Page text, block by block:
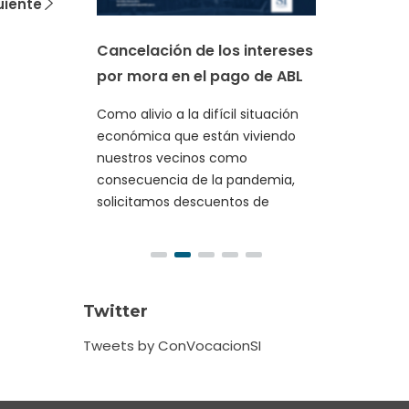
Cancelación de los intereses
por mora en el pago de ABL
Como alivio a la difícil situación
económica que están viviendo
nuestros vecinos como
consecuencia de la pandemia,
solicitamos descuentos de
Twitter
Tweets by ConVocacionSI